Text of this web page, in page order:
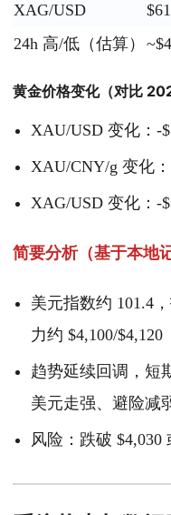
XAG/USD
24h 高/低（估算）
黄金价格变化（对比
XAU/USD 变化：-
XAU/CNY/g 变化：
XAG/USD 变化：-
简要分析（基于本地
美元指数约 101.4
力约 $4,100/$4,120
趋势延续回调，短
美元走强、避险减
风险：跌破 $4,030